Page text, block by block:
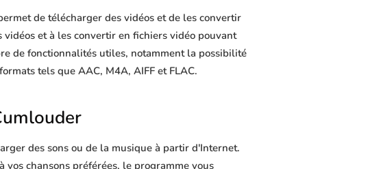
de télécharger des vidéos et de les convertir
et à les convertir en fichiers vidéo pouvant
de fonctionnalités utiles, notamment la possibilité
tels que AAC, M4A, AIFF et FLAC.
des sons ou de la musique à partir d'Internet.
vos chansons préférées, le programme vous